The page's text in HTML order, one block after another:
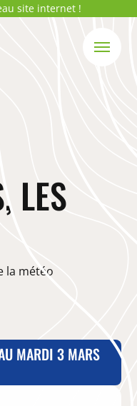
site internet !
LES
la météo
MARDI 3 MARS